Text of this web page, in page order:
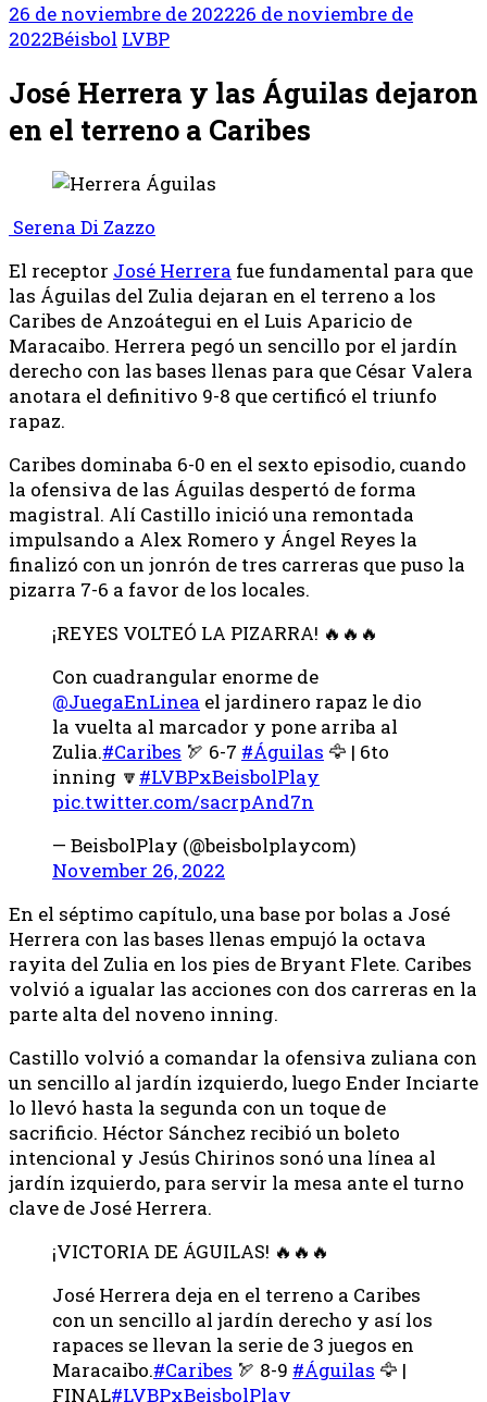
26 de noviembre de 202226 de noviembre de
2022Béisbol LVBP
José Herrera y las Águilas dejaron
en el terreno a Caribes
Serena Di Zazzo
El receptor José Herrera fue fundamental para que
las Águilas del Zulia dejaran en el terreno a los
Caribes de Anzoátegui en el Luis Aparicio de
Maracaibo. Herrera pegó un sencillo por el jardín
derecho con las bases llenas para que César Valera
anotara el definitivo 9-8 que certificó el triunfo
rapaz.
Caribes dominaba 6-0 en el sexto episodio, cuando
la ofensiva de las Águilas despertó de forma
magistral. Alí Castillo inició una remontada
impulsando a Alex Romero y Ángel Reyes la
finalizó con un jonrón de tres carreras que puso la
pizarra 7-6 a favor de los locales.
¡REYES VOLTEÓ LA PIZARRA! 🔥🔥🔥
Con cuadrangular enorme de
@JuegaEnLinea el jardinero rapaz le dio
la vuelta al marcador y pone arriba al
Zulia.#Caribes 🏹 6-7 #Águilas 🦅 | 6to
inning 🔽 #LVBPxBeisbolPlay
pic.twitter.com/sacrpAnd7n
— BeisbolPlay (@beisbolplaycom)
November 26, 2022
En el séptimo capítulo, una base por bolas a José
Herrera con las bases llenas empujó la octava
rayita del Zulia en los pies de Bryant Flete. Caribes
volvió a igualar las acciones con dos carreras en la
parte alta del noveno inning.
Castillo volvió a comandar la ofensiva zuliana con
un sencillo al jardín izquierdo, luego Ender Inciarte
lo llevó hasta la segunda con un toque de
sacrificio. Héctor Sánchez recibió un boleto
intencional y Jesús Chirinos sonó una línea al
jardín izquierdo, para servir la mesa ante el turno
clave de José Herrera.
¡VICTORIA DE ÁGUILAS! 🔥🔥🔥
José Herrera deja en el terreno a Caribes
con un sencillo al jardín derecho y así los
rapaces se llevan la serie de 3 juegos en
Maracaibo.#Caribes 🏹 8-9 #Águilas 🦅 |
FINAL#LVBPxBeisbolPlay